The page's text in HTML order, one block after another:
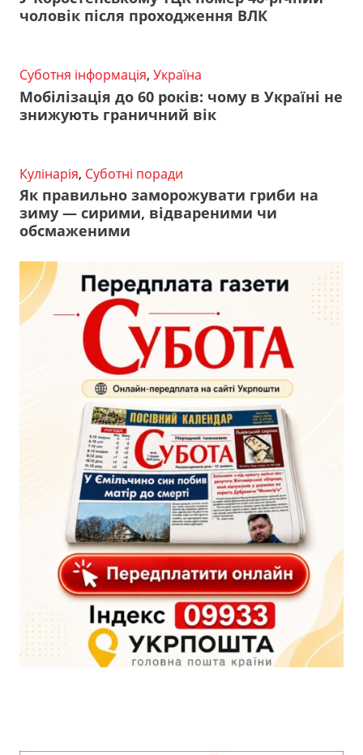
чоловік після проходження ВЛК
Суботня інформація, Україна
Мобілізація до 60 років: чому в Україні не
знижують граничний вік
Кулінарія, Суботні поради
Як правильно заморожувати гриби на
зиму — сирими, відвареними чи
обсмаженими